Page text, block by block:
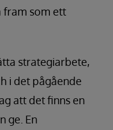
fram som ett
strategiarbete,
i det pågående
att det finns en
ge. En